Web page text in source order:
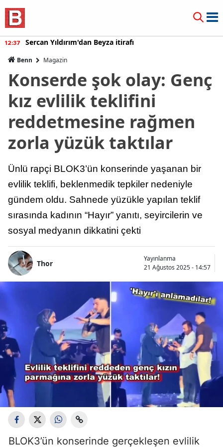
12:37 Sercan Yıldırım'dan Beyza itirafı
Benn Magazin
Konserde şok olay: Genç
kız evlilik teklifini
reddetmesine rağmen
zorla yüzük taktılar
Ünlü rapçi BLOK3’ün konserinde yaşanan bir
evlilik teklifi, beklenmedik tepkiler nedeniyle
gündem oldu. Sahnede yüzükle yapılan teklif
sırasında kadının “Hayır” yanıtı, seyircilerin ve
sosyal medyanın dikkatini çekti
Thor
Yayınlanma
21 Ağustos 2025 - 14:57
BLOK3’ün konserinde gerçekleşen evlilik